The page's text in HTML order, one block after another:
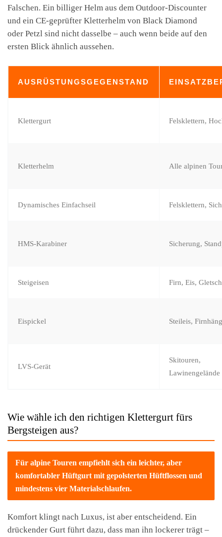
Falschen. Ein billiger Helm aus dem Outdoor-Discounter
und ein CE-geprüfter Kletterhelm von Black Diamond
oder Petzl sind nicht dasselbe – auch wenn beide auf den
ersten Blick ähnlich aussehen.
AUSRÜSTUNGSGEGENSTAND
Klettergurt Felsklettern,
Kletterhelm Alle alpinen
Dynamisches Einfachseil Felsklettern,
HMS-Karabiner Sicherung,
Steigeisen Firn, Eis,
Eispickel Steileis,
LVS-Gerät
Skitouren,
Lawinengelände
Wie wähle ich den richtigen Klettergurt fürs
Bergsteigen aus?
Für alpine Touren empfiehlt sich ein leichter, aber
komfortabler Hüftgurt mit gepolsterten Hüftflossen und
mindestens vier Materialschlaufen.
Komfort klingt nach Luxus, ist aber entscheidend. Ein
drückender Gurt führt dazu, dass man ihn lockerer trägt –